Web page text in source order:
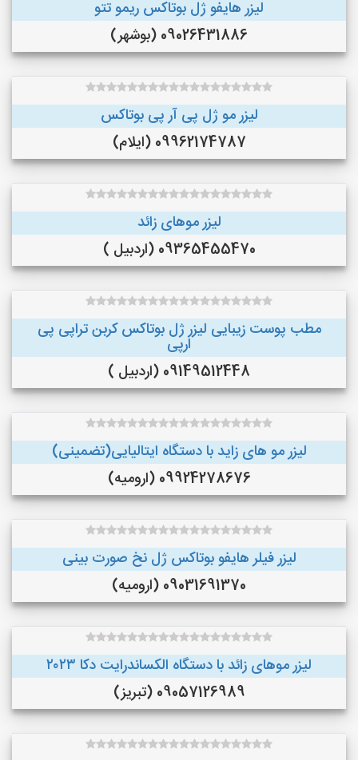
لیزر هایفو ژل بوتاکس ریمو تتو
09026431886 (بوشهر)
لیزر مو ژل پی آر پی بوتاکس
09962174787 (ایلام)
لیزر موهای زائد
09365455470 (اردبیل )
مطب پوست زیبایی لیزر ژل بوتاکس کربن تراپی پی
ارپی
09149512448 (اردبیل )
لیزر مو های زاید با دستگاه ایتالیایی(تضمینی)
09924278676 (ارومیه)
لیزر فیلر هایفو بوتاکس ژل نخ صورت بینی
09031691370 (ارومیه)
لیزر موهای زائد با دستگاه الکساندرایت دکا ۲۰۲۳
09057126989 (تبریز)